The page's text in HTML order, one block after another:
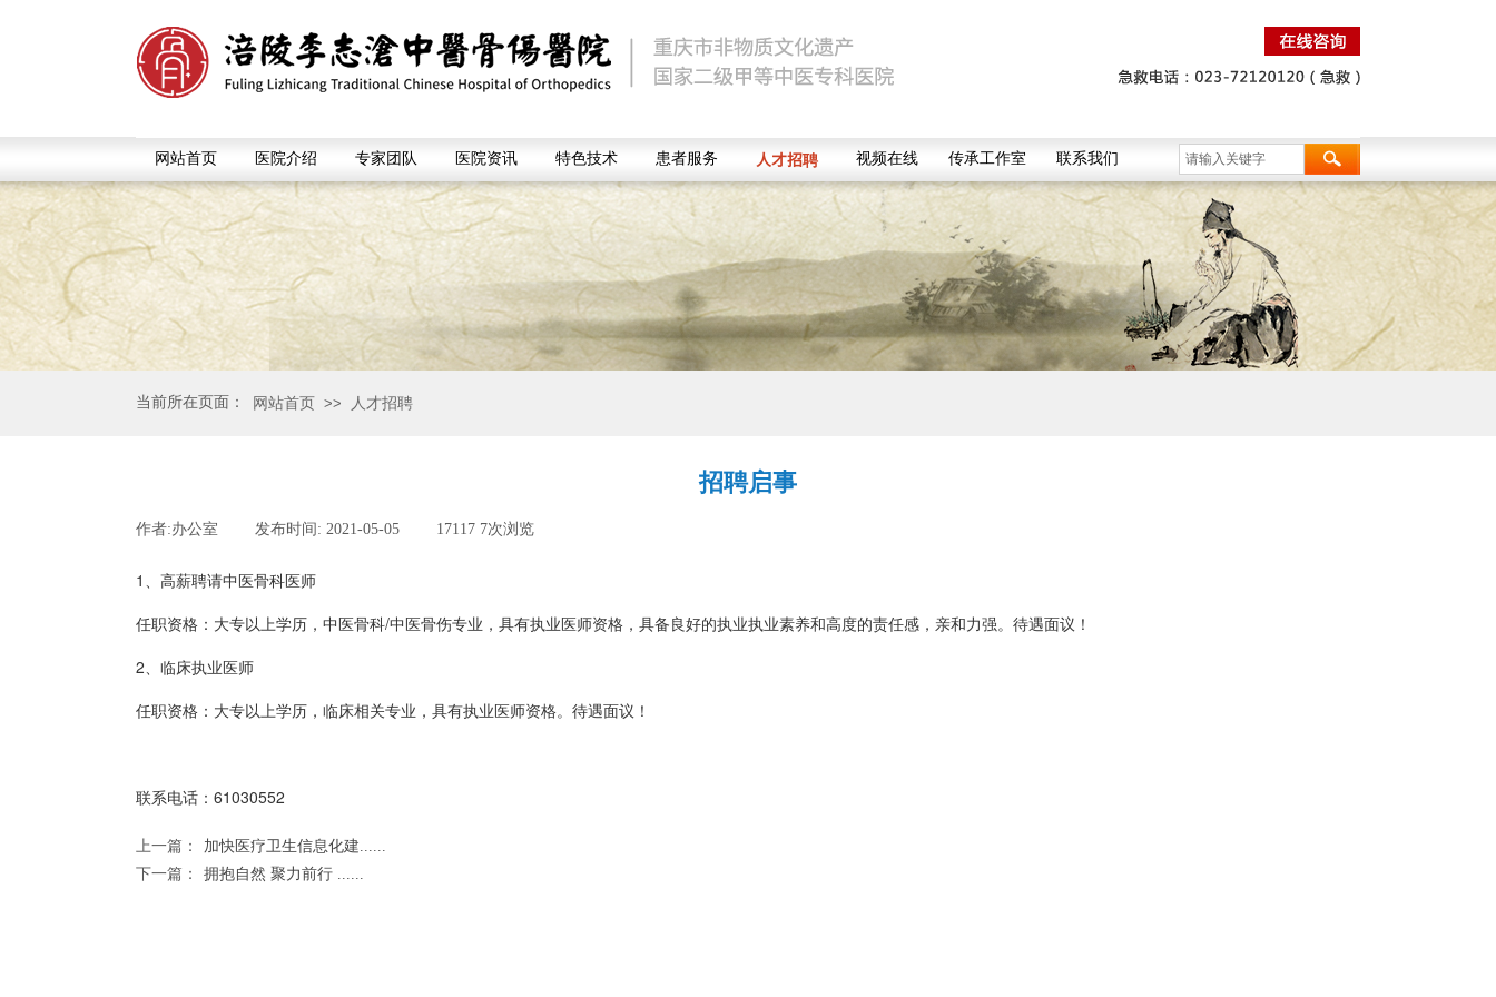
网站首页 医院介绍 专家团队 医院资讯 特色技术 患者服务 人才招聘 视频在线 传承工作室 联系我们
当前所在页面： 网站首页 >> 人才招聘
招聘启事
作者:办公室 发布时间: 2021-05-05 17117 7次浏览
1、高薪聘请中医骨科医师
任职资格：大专以上学历，中医骨科/中医骨伤专业，具有执业医师资格，具备良好的执业执业素养和高度的责任感，亲和力强。待遇面议！
2、临床执业医师
任职资格：大专以上学历，临床相关专业，具有执业医师资格。待遇面议！
联系电话：61030552
上一篇：
加快医疗卫生信息化建......
下一篇：
拥抱自然 聚力前行 ......